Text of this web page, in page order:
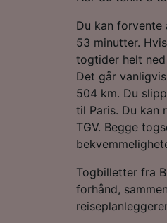
Du kan
53 minutter.
togtider helt
Det går
504 km. Du
til Paris. Du kan
TGV. Begge
Togbilletter fra
forhånd,